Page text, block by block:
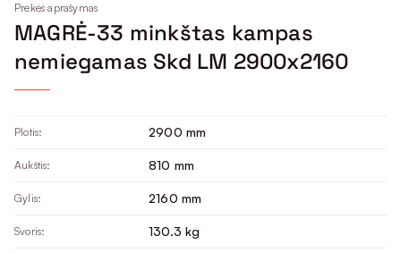
Prekės aprašymas
MAGRĖ-33 minkštas kampas
nemiegamas Skd LM 2900x2160
Plotis: 2900 mm
Aukštis: 810 mm
Gylis: 2160 mm
Svoris: 130.3 kg